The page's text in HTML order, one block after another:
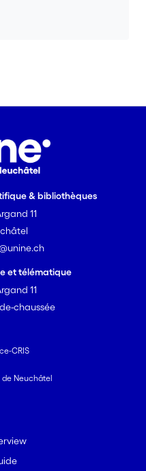
& bibliothèques
11
et télématique
11
chaussée
CRIS
Neuchâtel